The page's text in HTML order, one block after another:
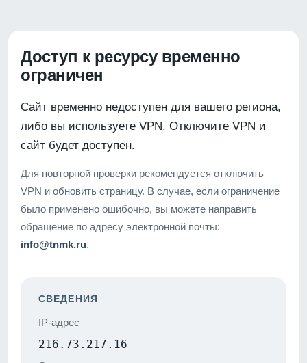
Доступ к ресурсу временно
ограничен
Сайт временно недоступен для вашего региона,
либо вы используете VPN. Отключите VPN и
сайт будет доступен.
Для повторной проверки рекомендуется отключить
VPN и обновить страницу. В случае, если ограничение
было применено ошибочно, вы можете направить
обращение по адресу электронной почты:
info@tnmk.ru.
СВЕДЕНИЯ
IP-адрес
216.73.217.16